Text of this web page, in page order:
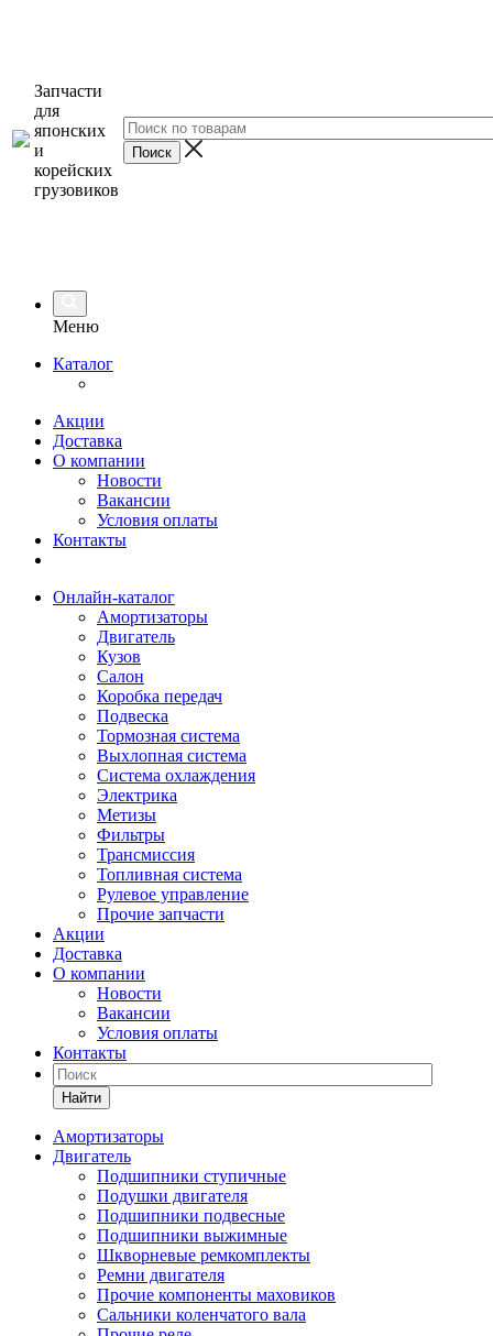
Запчасти
для
японских
и
корейских
грузовиков
Меню
Каталог
Акции
Доставка
О компании
Новости
Вакансии
Условия оплаты
Контакты
Онлайн-каталог
Амортизаторы
Двигатель
Кузов
Салон
Коробка передач
Подвеска
Тормозная система
Выхлопная система
Система охлаждения
Электрика
Метизы
Фильтры
Трансмиссия
Топливная система
Рулевое управление
Прочие запчасти
Акции
Доставка
О компании
Новости
Вакансии
Условия оплаты
Контакты
Найти
Амортизаторы
Двигатель
Подшипники ступичные
Подушки двигателя
Подшипники подвесные
Подшипники выжимные
Шкворневые ремкомплекты
Ремни двигателя
Прочие компоненты маховиков
Сальники коленчатого вала